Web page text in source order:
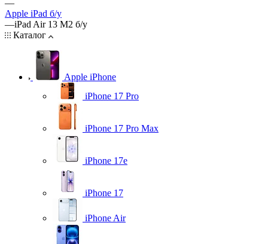
—
Apple iPad б/у
—iPad Air 13 M2 б/у
Каталог
Apple iPhone
iPhone 17 Pro
iPhone 17 Pro Max
iPhone 17e
iPhone 17
iPhone Air